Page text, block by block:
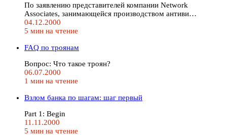
По заявлению представителей компании Network
Associates, занимающейся производством антиви…
04.12.2000
5 мин на чтение
FAQ по троянам
Вопрос: Что такое троян?
06.07.2000
1 мин на чтение
Взлом банка по шагам: шаг первый
Part 1: Begin
11.11.2000
5 мин на чтение